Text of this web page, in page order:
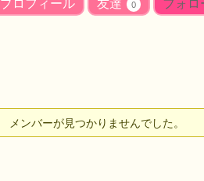
0
メンバーが見つかりませんでした。